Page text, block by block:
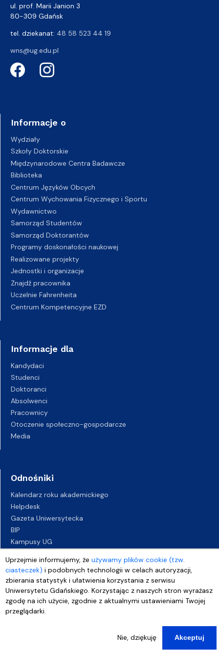
Uprzejmie informujemy, żeużywamy plików cookie (tzw.
ciasteczek) i podobnych technologii w celach autoryzacji,
zbierania statystyk i ułatwienia korzystania z serwisu
Uniwersytetu Gdańskiego. Korzystając z naszych stron wyrażasz
zgodę na ich użycie, zgodnie z aktualnymi ustawieniami Twojej
przeglądarki.
Nie, dziękuję Akceptuj
ul. prof. Marii Janion 3
80-309 Gdańsk
tel. dziekanat: 48 58 523 44 19
wns@ug.edu.pl
Informacje o
Wydziały
Szkoły Doktorskie
Międzynarodowe Centra Badawcze
Biblioteka
Centrum Języków Obcych
Centrum Wychowania Fizycznego i Sportu
Wydawnictwo
Samorząd Studentów
Samorząd Doktorantów
Programy doskonałości naukowej
Realizowane projekty
Jednostki i organizacje
Znajdź pracownika
Uczelnie Fahrenheita
Centrum Kompetencyjne EZD
Informacje dla
Kandydaci
Studenci
Doktoranci
Absolwenci
Pracownicy
Otoczenie społeczno-gospodarcze
Media
Odnośniki
Kalendarz roku akademickiego
Helpdesk
Gazeta Uniwersytecka
BIP
Kampusy UG
Oferty pracy
Deklaracja dostępności